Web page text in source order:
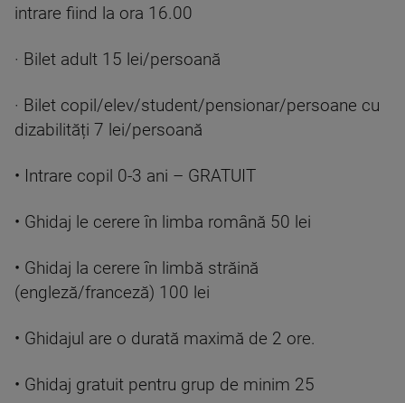
intrare fiind la ora 16.00
· Bilet adult 15 lei/persoană
· Bilet copil/elev/student/pensionar/persoane cu
dizabilități 7 lei/persoană
• Intrare copil 0-3 ani – GRATUIT
• Ghidaj le cerere în limba română 50 lei
• Ghidaj la cerere în limbă străină
(engleză/franceză) 100 lei
• Ghidajul are o durată maximă de 2 ore.
• Ghidaj gratuit pentru grup de minim 25